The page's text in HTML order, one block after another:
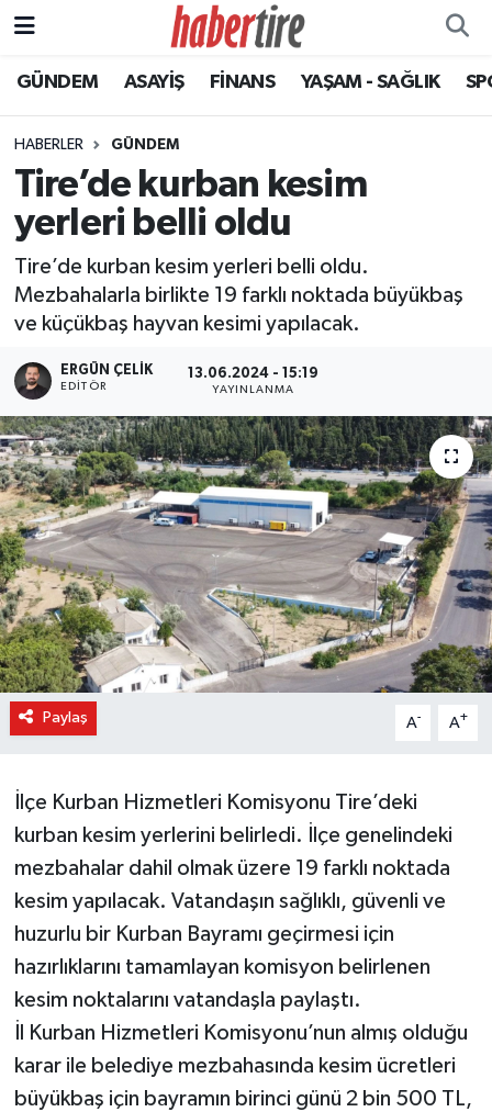
GÜNDEM ASAYİŞ FİNANS YAŞAM - SAĞLIK
HABERLER GÜNDEM
Tire’de kurban kesim
yerleri belli oldu
Tire’de kurban kesim yerleri belli oldu.
Mezbahalarla birlikte 19 farklı noktada büyükbaş
ve küçükbaş hayvan kesimi yapılacak.
ERGÜN ÇELIK
EDITÖR
13.06.2024 - 15:19
YAYINLANMA
Paylaş A- A+
İlçe Kurban Hizmetleri Komisyonu Tire’deki
kurban kesim yerlerini belirledi. İlçe genelindeki
mezbahalar dahil olmak üzere 19 farklı noktada
kesim yapılacak. Vatandaşın sağlıklı, güvenli ve
huzurlu bir Kurban Bayramı geçirmesi için
hazırlıklarını tamamlayan komisyon belirlenen
kesim noktalarını vatandaşla paylaştı.
İl Kurban Hizmetleri Komisyonu’nun almış olduğu
karar ile belediye mezbahasında kesim ücretleri
büyükbaş için bayramın birinci günü 2 bin 500 TL,
Tire Nöbetçi Eczaneler
Tire Hava Durumu
Tire Trafik Yoğunluk Haritası
Tüm Manşetler
Son Dakika Haberleri
Haber Arşivi